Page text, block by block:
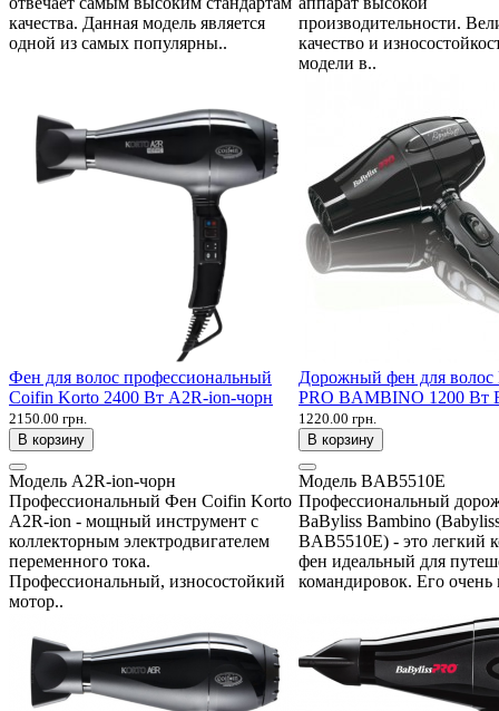
качества. Данная модель является
одной из самых популярны..
производительности.
качество и
модели в..
Фен для волос профессиональный
Coifin Korto 2400 Вт A2R-ion-чорн
2150.00 грн.
В корзину
Модель A2R-ion-чорн
Профессиональный Фен Coifin Korto
A2R-ion - мощный инструмент с
коллекторным электродвигателем
переменного тока.
Профессиональный, износостойкий
мотор..
Дорожный фен для волос
PRO BAMBINO 1200 Вт
1220.00 грн.
В корзину
Модель BAB5510E
Профессиональный
BaByliss Bambino
BAB5510E) - это легкий
фен идеальный для
командировок. Его очень